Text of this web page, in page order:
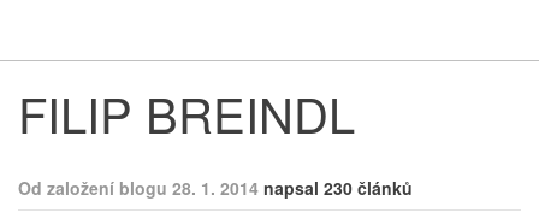
FILIP BREINDL
Od založení blogu 28. 1. 2014 napsal 230 článků